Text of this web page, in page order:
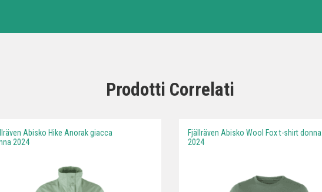
Prodotti Correlati
Abisko Hike Anorak giacca
2024
Fjällräven Abisko Wool Fox t-shirt donna
2024